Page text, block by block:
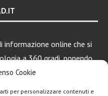
Cookie
per personalizzare contenuti e
informazione online che si
a 360 gradi, ponendo
mondo Android, Apple e